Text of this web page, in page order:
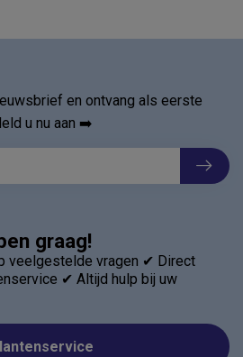
graag!
veelgestelde vragen ✔ Direct
✔ Altijd hulp bij uw
en ontvang als eerste
u nu aan ➡️